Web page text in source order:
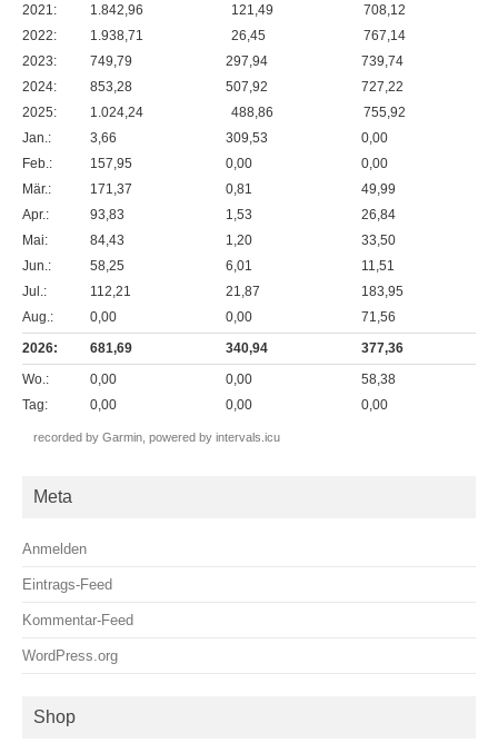
2021:
1.842,96 121,49
708,12
2022:
1.938,71 26,45
767,14
2023:
749,79 297,94
739,74
2024:
853,28 507,92
727,22
2025:
1.024,24 488,86
755,92
Jan.:
3,66 309,53
0,00
Feb.:
157,95 0,00
0,00
Mär.:
171,37 0,81
49,99
Apr.:
93,83 1,53
26,84
Mai:
84,43 1,20
33,50
Jun.:
58,25 6,01
11,51
Jul.:
112,21 21,87
183,95
Aug.:
0,00 0,00
71,56
2026:
681,69 340,94
377,36
Wo.:
0,00 0,00
58,38
Tag:
0,00 0,00 0,00
recorded by Garmin, powered by intervals.icu
Meta
Anmelden
Eintrags-Feed
Kommentar-Feed
WordPress.org
Shop